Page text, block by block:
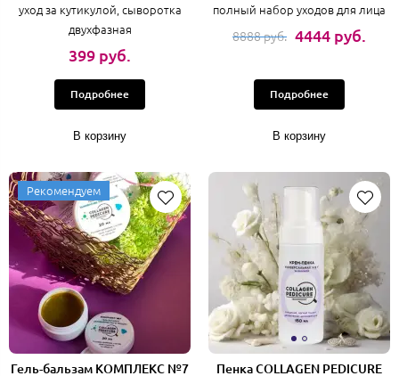
уход за кутикулой, сыворотка
двухфазная
399 руб.
Подробнее
В корзину
полный набор уходов для лица
8888 руб. 4444 руб.
Подробнее
В корзину
Рекомендуем
Гель-бальзам КОМПЛЕКС №7 Пенка COLLAGEN PEDICURE